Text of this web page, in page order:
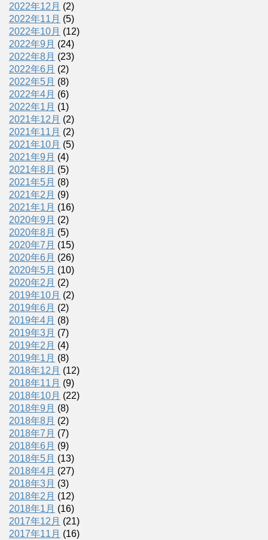
2022年12月 (2)
2022年11月 (5)
2022年10月 (12)
2022年9月 (24)
2022年8月 (23)
2022年6月 (2)
2022年5月 (8)
2022年4月 (6)
2022年1月 (1)
2021年12月 (2)
2021年11月 (2)
2021年10月 (5)
2021年9月 (4)
2021年8月 (5)
2021年5月 (8)
2021年2月 (9)
2021年1月 (16)
2020年9月 (2)
2020年8月 (5)
2020年7月 (15)
2020年6月 (26)
2020年5月 (10)
2020年2月 (2)
2019年10月 (2)
2019年6月 (2)
2019年4月 (8)
2019年3月 (7)
2019年2月 (4)
2019年1月 (8)
2018年12月 (12)
2018年11月 (9)
2018年10月 (22)
2018年9月 (8)
2018年8月 (2)
2018年7月 (7)
2018年6月 (9)
2018年5月 (13)
2018年4月 (27)
2018年3月 (3)
2018年2月 (12)
2018年1月 (16)
2017年12月 (21)
2017年11月 (16)